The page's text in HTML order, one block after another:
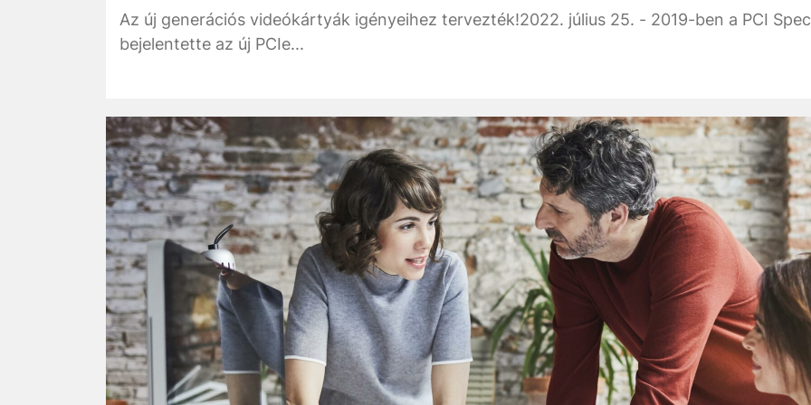
Az új generációs videókártyák igényeihez tervezték!2022. július 25. - 2019-ben a PCI
bejelentette az új PCIe...